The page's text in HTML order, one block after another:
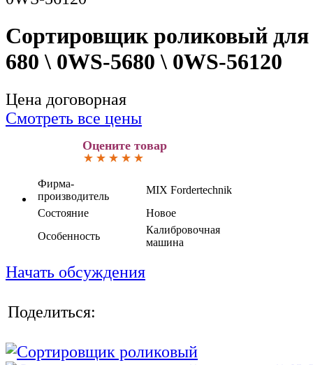
Сортировщик роликовый
680 \ 0WS-5680 \ 0WS-56120
Цена договорная
Смотреть все цены
Оцените товар
Фирма-
производитель
MIX Fordertechnik
Состояние
Новое
Особенность
Калибровочная
машина
Начать обсуждения
Поделиться: